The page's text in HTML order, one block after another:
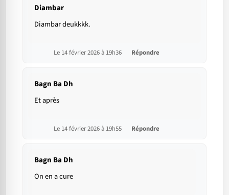
Diambar
Diambar deukkkk.
Le 14 février 2026 à 19h36 Répondre
Bagn Ba Dh
Et après
Le 14 février 2026 à 19h55 Répondre
Bagn Ba Dh
On en a cure